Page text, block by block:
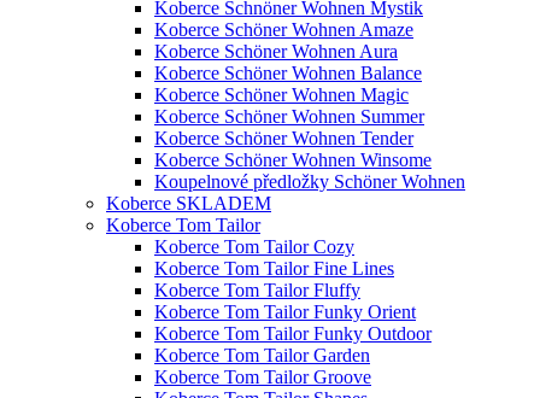
Koberce Schnöner Wohnen Mystik
Koberce Schöner Wohnen Amaze
Koberce Schöner Wohnen Aura
Koberce Schöner Wohnen Balance
Koberce Schöner Wohnen Magic
Koberce Schöner Wohnen Summer
Koberce Schöner Wohnen Tender
Koberce Schöner Wohnen Winsome
Koupelnové předložky Schöner Wohnen
Koberce SKLADEM
Koberce Tom Tailor
Koberce Tom Tailor Cozy
Koberce Tom Tailor Fine Lines
Koberce Tom Tailor Fluffy
Koberce Tom Tailor Funky Orient
Koberce Tom Tailor Funky Outdoor
Koberce Tom Tailor Garden
Koberce Tom Tailor Groove